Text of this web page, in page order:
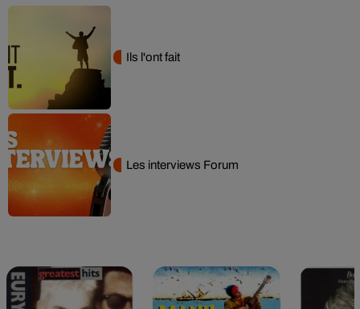
Ils l'ont fait
Les interviews Forum